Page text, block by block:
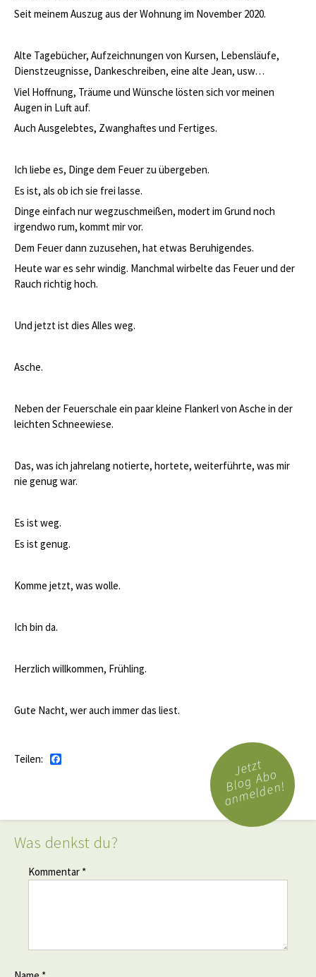
Seit meinem Auszug aus der Wohnung im November 2020.
Alte Tagebücher, Aufzeichnungen von Kursen, Lebensläufe,
Dienstzeugnisse, Dankeschreiben, eine alte Jean, usw…
Viel Hoffnung, Träume und Wünsche lösten sich vor meinen
Augen in Luft auf.
Auch Ausgelebtes, Zwanghaftes und Fertiges.
Ich liebe es, Dinge dem Feuer zu übergeben.
Es ist, als ob ich sie frei lasse.
Dinge einfach nur wegzuschmeißen, modert im Grund noch
irgendwo rum, kommt mir vor.
Dem Feuer dann zuzusehen, hat etwas Beruhigendes.
Heute war es sehr windig. Manchmal wirbelte das Feuer und der
Rauch richtig hoch.
Und jetzt ist dies Alles weg.
Asche.
Neben der Feuerschale ein paar kleine Flankerl von Asche in der
leichten Schneewiese.
Das, was ich jahrelang notierte, hortete, weiterführte, was mir
nie genug war.
Es ist weg.
Es ist genug.
Komme jetzt, was wolle.
Ich bin da.
Herzlich willkommen, Frühling.
Gute Nacht, wer auch immer das liest.
Teilen: Jetzt
Blog Abo
anmelden!
Was denkst du?
Kommentar *